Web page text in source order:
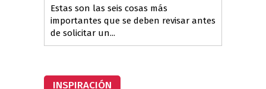
Estas son las seis cosas más
importantes que se deben revisar antes
de solicitar un...
INSPIRACIÓN